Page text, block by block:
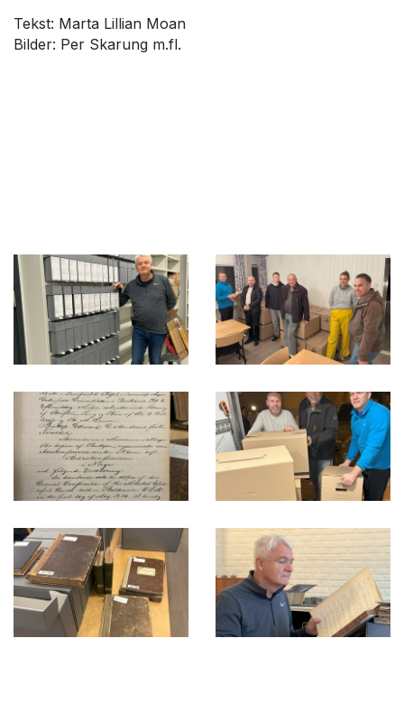
Tekst: Marta Lillian Moan
Bilder: Per Skarung m.fl.